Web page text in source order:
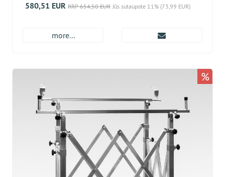
580,51 EUR RRP 654,50 EUR Jūs sutaupote 11% (73,99 EUR)
more...
%